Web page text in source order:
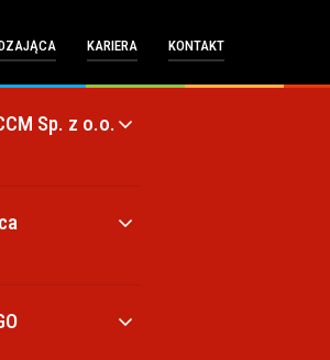
KARIERA KONTAKT
Sp. z o.o.